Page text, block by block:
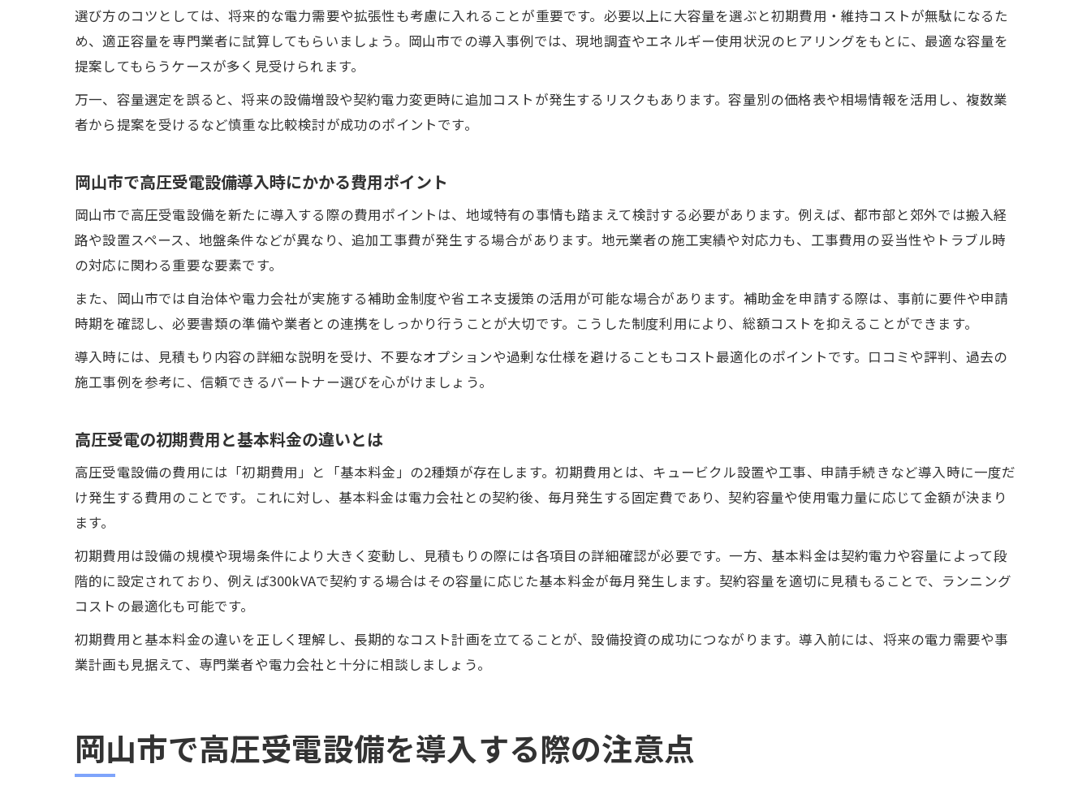
キュービクル価格表を使った賢い業者選び
設備容量ごとの費用差と最適な選定方法
選び方のコツとしては、将来的な電力需要や拡張性も考慮に入れることが重要です。必要以上に大容量を選ぶと初期費用・維持コストが無駄になるた
め、適正容量を専門業者に試算してもらいましょう。岡山市での導入事例では、現地調査やエネルギー使用状況のヒアリングをもとに、最適な容量を
提案してもらうケースが多く見受けられます。
万一、容量選定を誤ると、将来の設備増設や契約電力変更時に追加コストが発生するリスクもあります。容量別の価格表や相場情報を活用し、複数業
者から提案を受けるなど慎重な比較検討が成功のポイントです。
岡山市で高圧受電設備導入時にかかる費用ポイント
岡山市で高圧受電設備を新たに導入する際の費用ポイントは、地域特有の事情も踏まえて検討する必要があります。例えば、都市部と郊外では搬入経
路や設置スペース、地盤条件などが異なり、追加工事費が発生する場合があります。地元業者の施工実績や対応力も、工事費用の妥当性やトラブル時
の対応に関わる重要な要素です。
また、岡山市では自治体や電力会社が実施する補助金制度や省エネ支援策の活用が可能な場合があります。補助金を申請する際は、事前に要件や申請
時期を確認し、必要書類の準備や業者との連携をしっかり行うことが大切です。こうした制度利用により、総額コストを抑えることができます。
導入時には、見積もり内容の詳細な説明を受け、不要なオプションや過剰な仕様を避けることもコスト最適化のポイントです。口コミや評判、過去の
施工事例を参考に、信頼できるパートナー選びを心がけましょう。
高圧受電の初期費用と基本料金の違いとは
高圧受電設備の費用には「初期費用」と「基本料金」の2種類が存在します。初期費用とは、キュービクル設置や工事、申請手続きなど導入時に一度だ
け発生する費用のことです。これに対し、基本料金は電力会社との契約後、毎月発生する固定費であり、契約容量や使用電力量に応じて金額が決まり
ます。
初期費用は設備の規模や現場条件により大きく変動し、見積もりの際には各項目の詳細確認が必要です。一方、基本料金は契約電力や容量によって段
階的に設定されており、例えば300kVAで契約する場合はその容量に応じた基本料金が毎月発生します。契約容量を適切に見積もることで、ランニング
コストの最適化も可能です。
初期費用と基本料金の違いを正しく理解し、長期的なコスト計画を立てることが、設備投資の成功につながります。導入前には、将来の電力需要や事
業計画も見据えて、専門業者や電力会社と十分に相談しましょう。
岡山市で高圧受電設備を導入する際の注意点